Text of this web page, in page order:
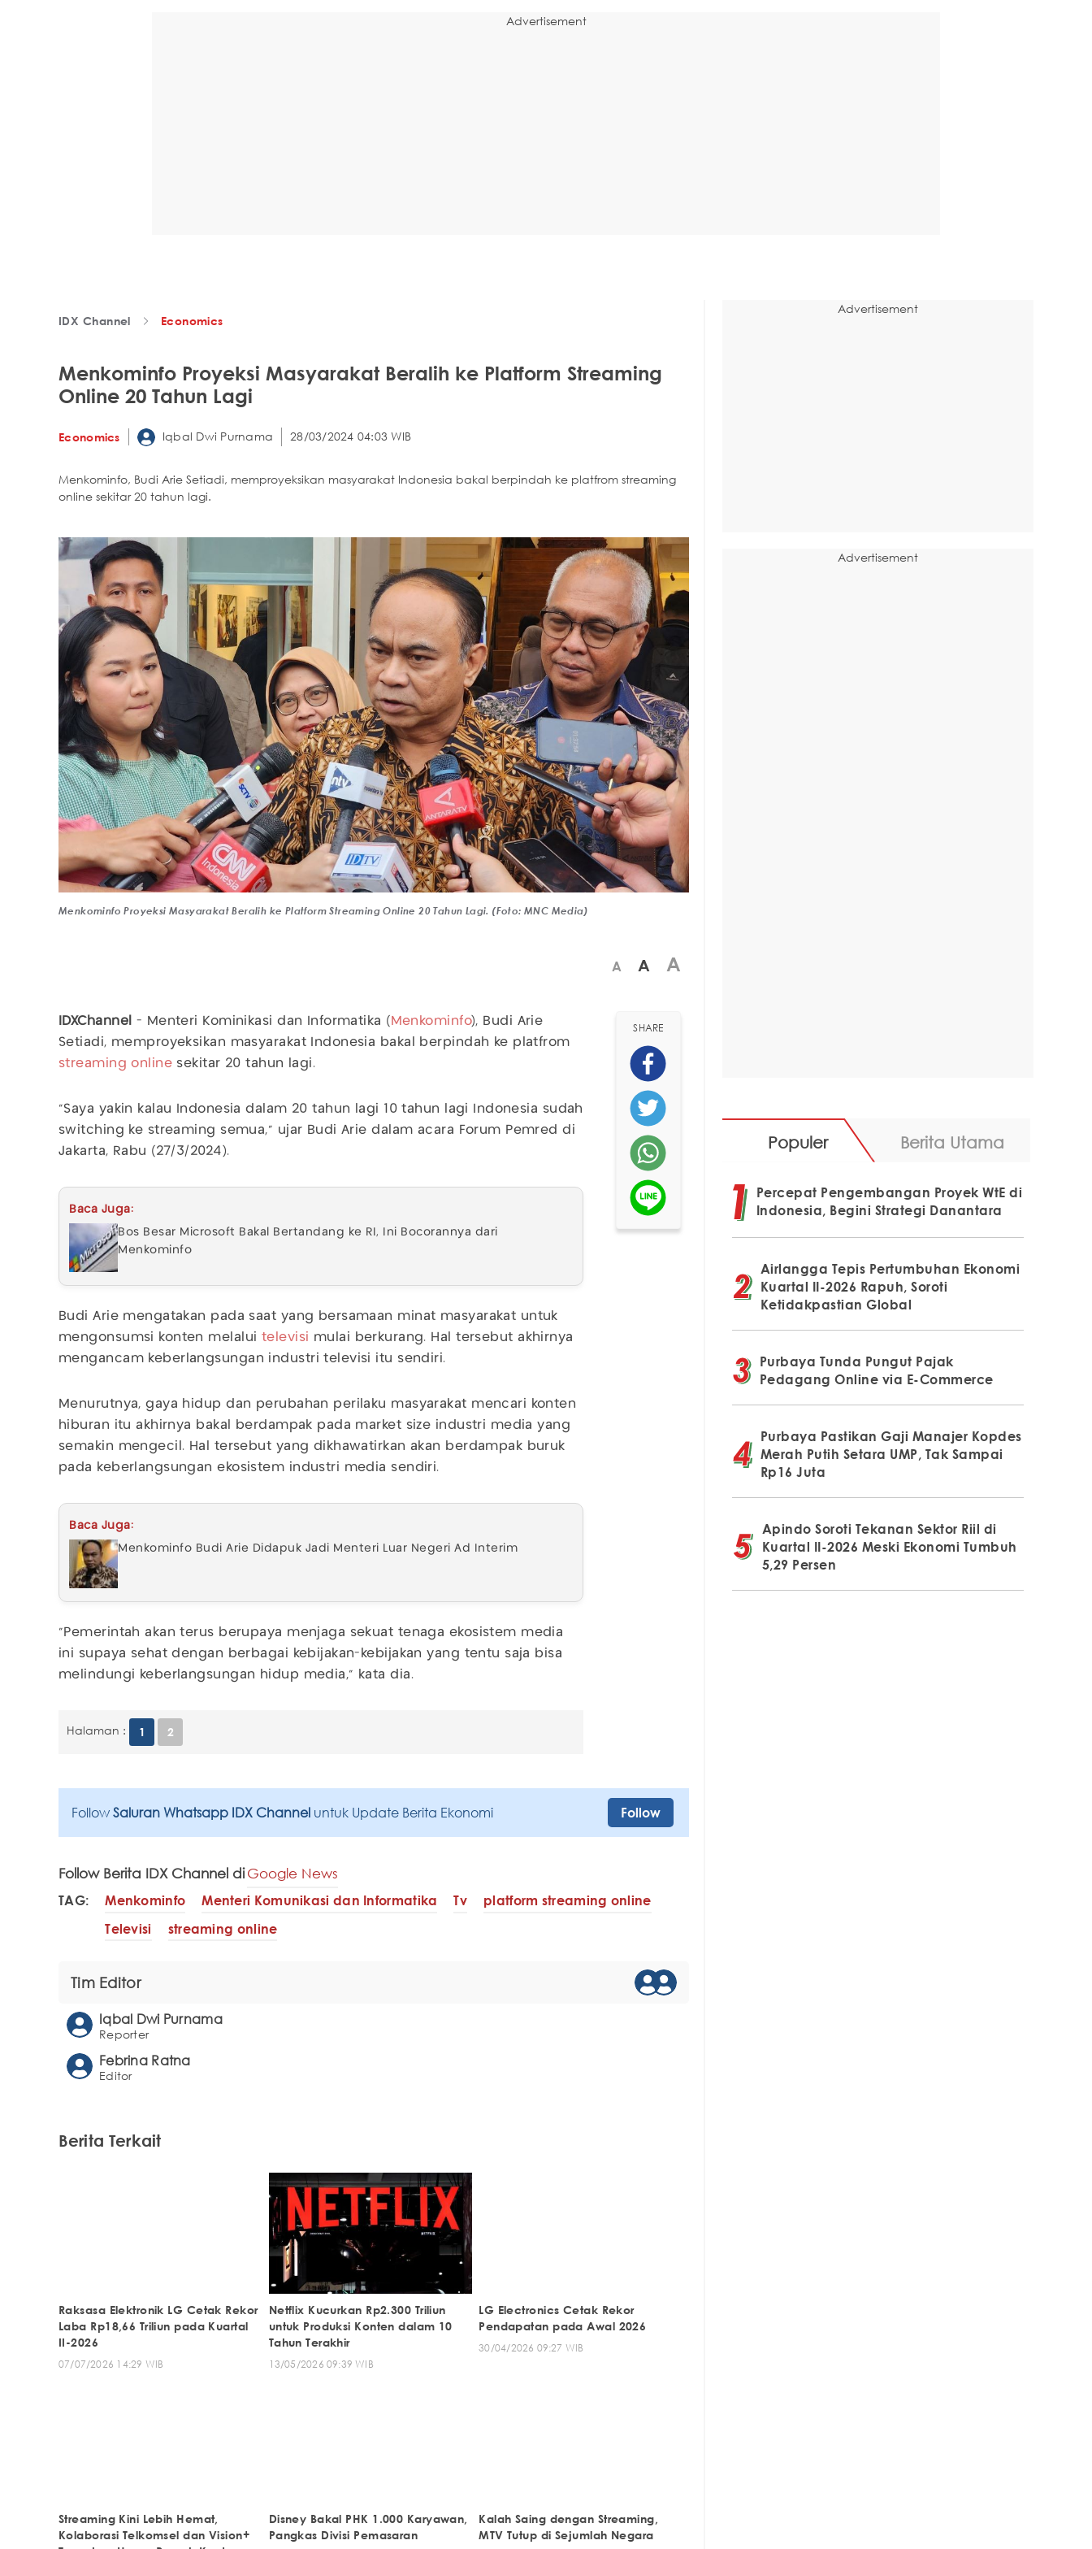
Advertisement
IDX Channel Economics
Menkominfo Proyeksi Masyarakat Beralih ke Platform Streaming
Online 20 Tahun Lagi
Economics Iqbal Dwi Purnama 28/03/2024 04:03 WIB
Menkominfo, Budi Arie Setiadi, memproyeksikan masyarakat Indonesia bakal berpindah ke platfrom streaming
online sekitar 20 tahun lagi.
Menkominfo Proyeksi Masyarakat Beralih ke Platform Streaming Online 20 Tahun Lagi. (Foto: MNC Media)
A A A
IDXChannel - Menteri Kominikasi dan Informatika ( Menkominfo), Budi Arie
Setiadi, memproyeksikan masyarakat Indonesia bakal berpindah ke platfrom
streaming online sekitar 20 tahun lagi.
"Saya yakin kalau Indonesia dalam 20 tahun lagi 10 tahun lagi Indonesia sudah
switching ke streaming semua," ujar Budi Arie dalam acara Forum Pemred di
Jakarta, Rabu (27/3/2024).
Baca Juga:
Bos Besar Microsoft Bakal Bertandang ke RI, Ini Bocorannya dari
Menkominfo
Budi Arie mengatakan pada saat yang bersamaan minat masyarakat untuk
mengonsumsi konten melalui televisi mulai berkurang. Hal tersebut akhirnya
mengancam keberlangsungan industri televisi itu sendiri.
Menurutnya, gaya hidup dan perubahan perilaku masyarakat mencari konten
hiburan itu akhirnya bakal berdampak pada market size industri media yang
semakin mengecil. Hal tersebut yang dikhawatirkan akan berdampak buruk
pada keberlangsungan ekosistem industri media sendiri.
Baca Juga:
Menkominfo Budi Arie Didapuk Jadi Menteri Luar Negeri Ad Interim
"Pemerintah akan terus berupaya menjaga sekuat tenaga ekosistem media
ini supaya sehat dengan berbagai kebijakan-kebijakan yang tentu saja bisa
melindungi keberlangsungan hidup media," kata dia.
Halaman : 1 2
SHARE
Follow Saluran Whatsapp IDX Channel untuk Update Berita Ekonomi Follow
Follow Berita IDX Channel diGoogle News
TAG: Menkominfo Menteri Komunikasi dan Informatika Tv
platform streaming online
Televisi
streaming online
Tim Editor
Iqbal Dwi Purnama
Reporter
Febrina Ratna
Editor
Berita Terkait
Raksasa Elektronik LG Cetak Rekor
Laba Rp18,66 Triliun pada Kuartal
II-2026
07/07/2026 14:29 WIB
Netflix Kucurkan Rp2.300 Triliun
untuk Produksi Konten dalam 10
Tahun Terakhir
13/05/2026 09:39 WIB
LG Electronics Cetak Rekor
Pendapatan pada Awal 2026
30/04/2026 09:27 WIB
Streaming Kini Lebih Hemat,
Kolaborasi Telkomsel dan Vision+
Disney Bakal PHK 1.000 Karyawan,
Pangkas Divisi Pemasaran
Kalah Saing dengan Streaming,
MTV Tutup di Sejumlah Negara
Advertisement
Advertisement
Populer Berita Utama
Percepat Pengembangan Proyek WtE di
Indonesia, Begini Strategi Danantara
Airlangga Tepis Pertumbuhan Ekonomi
Kuartal II-2026 Rapuh, Soroti
Ketidakpastian Global
Purbaya Tunda Pungut Pajak
Pedagang Online via E-Commerce
Purbaya Pastikan Gaji Manajer Kopdes
Merah Putih Setara UMP, Tak Sampai
Rp16 Juta
Apindo Soroti Tekanan Sektor Riil di
Kuartal II-2026 Meski Ekonomi Tumbuh
5,29 Persen